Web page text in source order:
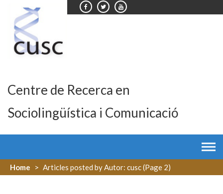
content
Centre de Recerca en
Sociolingüística i Comunicació
Home > Articles posted by Autor: cusc(Page 2)